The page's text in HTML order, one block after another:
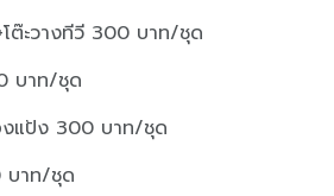
โต๊ะวางทีวี 300 บาท/ชุด
บาท/ชุด
งแป้ง 300 บาท/ชุด
บาท/ชุด